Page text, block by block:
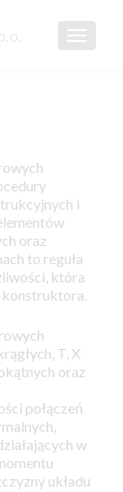
i
oraz
to reguła
która
konstruktora.
T, X
oraz
połączeń
w
układu